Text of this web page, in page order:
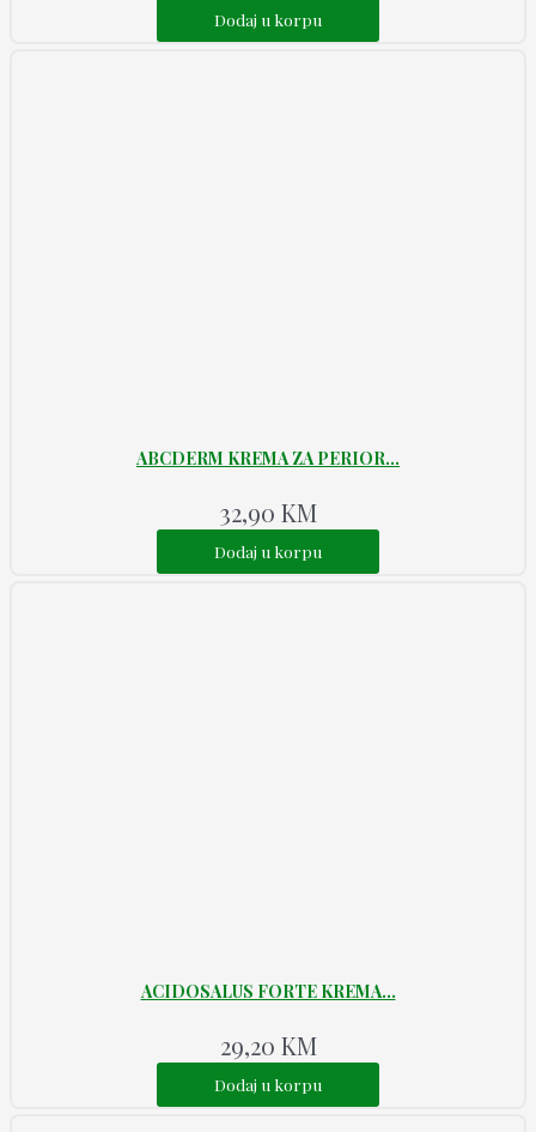
Dodaj u korpu
ABCDERM KREMA ZA PERIOR...
32,90 KM
Dodaj u korpu
ACIDOSALUS FORTE KREMA...
29,20 KM
Dodaj u korpu